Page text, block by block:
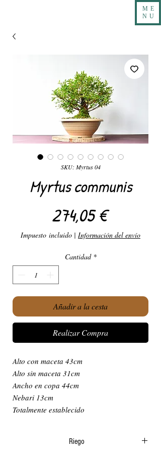
ME
NU
SKU: Myrtus 04
Myrtus communis
274,05 €Precio
Impuesto incluido | Información del envío
Cantidad *
Añadir a la cesta
Realizar Compra
Alto con maceta 43cm
Alto sin maceta 31cm
Ancho en copa 44cm
Nebari 13cm
Totalmente establecido
Riego